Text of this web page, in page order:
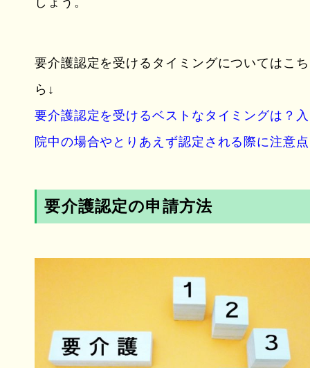
要介護認定を受けるタイミングについてはこち
ら↓
要介護認定を受けるベストなタイミングは？入
院中の場合やとりあえず認定される際に注意点
要介護認定の申請方法